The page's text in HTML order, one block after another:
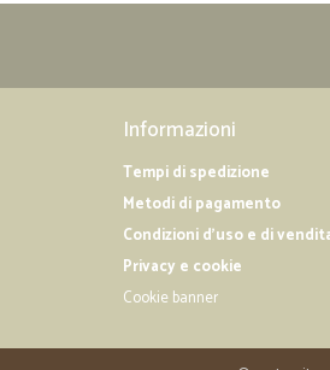
Informazioni
Tempi di spedizione
Metodi di pagamento
Condizioni d'uso e di
Privacy e cookie
Cookie banner